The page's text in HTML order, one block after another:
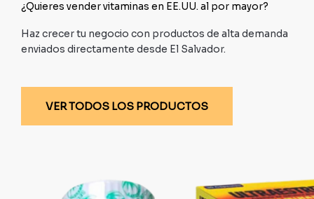
¿Quieres vender vitaminas en EE.UU. al por mayor?
Haz crecer tu negocio con productos de alta demanda
enviados directamente desde El Salvador.
VER TODOS LOS PRODUCTOS